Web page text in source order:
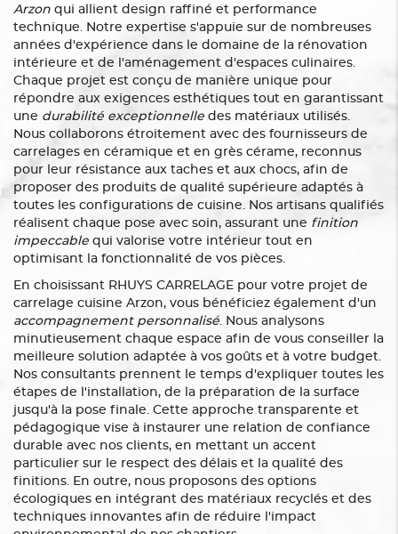
Arzon qui allient design raffiné et performance
technique. Notre expertise s'appuie sur de nombreuses
années d'expérience dans le domaine de la rénovation
intérieure et de l'aménagement d'espaces culinaires.
Chaque projet est conçu de manière unique pour
répondre aux exigences esthétiques tout en garantissant
une durabilité exceptionnelle des matériaux utilisés.
Nous collaborons étroitement avec des fournisseurs de
carrelages en céramique et en grès cérame, reconnus
pour leur résistance aux taches et aux chocs, afin de
proposer des produits de qualité supérieure adaptés à
toutes les configurations de cuisine. Nos artisans qualifiés
réalisent chaque pose avec soin, assurant une finition
impeccable qui valorise votre intérieur tout en
optimisant la fonctionnalité de vos pièces.
En choisissant RHUYS CARRELAGE pour votre projet de
carrelage cuisine Arzon, vous bénéficiez également d'un
accompagnement personnalisé. Nous analysons
minutieusement chaque espace afin de vous conseiller la
meilleure solution adaptée à vos goûts et à votre budget.
Nos consultants prennent le temps d'expliquer toutes les
étapes de l'installation, de la préparation de la surface
jusqu'à la pose finale. Cette approche transparente et
pédagogique vise à instaurer une relation de confiance
durable avec nos clients, en mettant un accent
particulier sur le respect des délais et la qualité des
finitions. En outre, nous proposons des options
écologiques en intégrant des matériaux recyclés et des
techniques innovantes afin de réduire l'impact